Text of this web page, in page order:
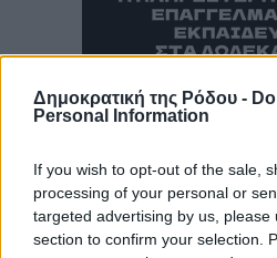
Δημοκρατική της Ρόδου -
Personal Information
If you wish to opt-out of the sale,
processing of your personal or
targeted advertising by us, please
section to confirm your selection.